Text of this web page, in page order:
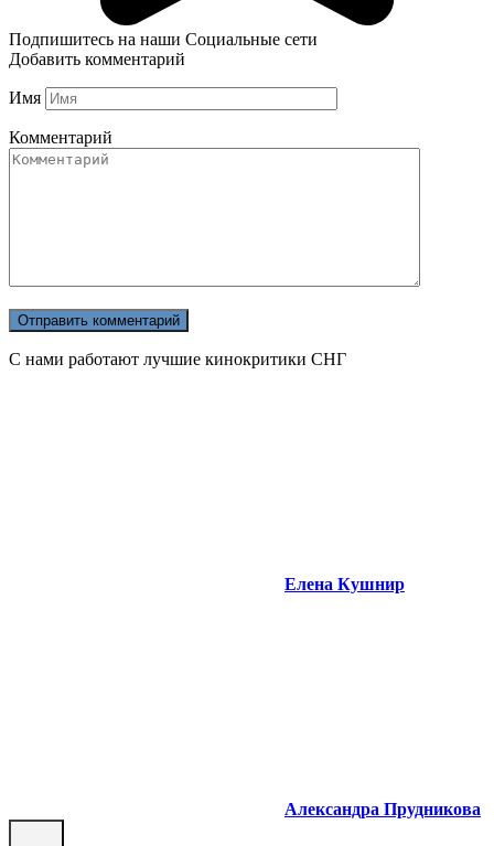
Подпишитесь на наши Социальные сети
Добавить комментарий
Имя
Комментарий
С нами работают лучшие кинокритики СНГ
Елена Кушнир
Александра Прудникова